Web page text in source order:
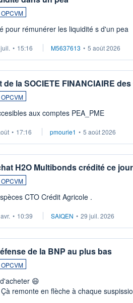
pour rémunérer les liquidité s d'un pea
• 15:16 M5637613 • 5 août 2026
de la SOCIETE FINANCIAIRE
et OPCVM accesibles aux comptes PEA_PME
• 17:16 pmourie1 • 5 août 2026
H2O Multibonds crédité ce jour
CTO Crédit Agricole .
• 10:39 SAIQEN • 29 juil. 2026
de la BNP au plus bas
😄​
remonte en flèche à chaque